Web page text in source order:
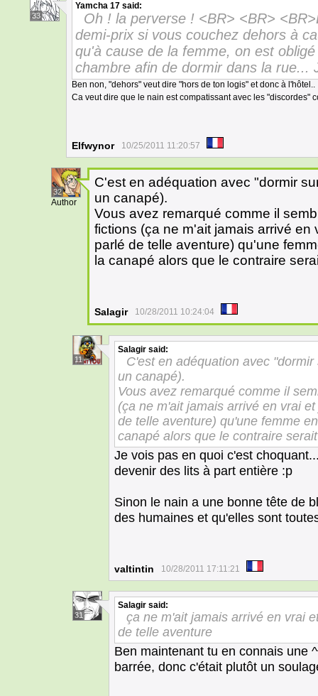
33
Yamcha 17 said:
Oh ! la perverse ! <BR> <BR>
demi-prix si vous couchez dehors à
qu'à cause de la femme, on est
chambre afin de dormir dans la rue...
Ben non, "dehors" veut dire "hors de ton logis" et donc à l'hôtel..
Ca veut dire que le nain est compatissant avec les "discordes"
Elfwynor 10/25/2011 11:20:57
32
Author
C'est en adéquation avec "dormir
un canapé).
Vous avez remarqué comme il
fictions (ça ne m'ait jamais arrivé
parlé de telle aventure) qu'une
la canapé alors que le contraire
Salagir 10/28/2011 10:24:04
11
Salagir said:
C'est en adéquation avec
un canapé).
Vous avez remarqué comme il
(ça ne m'ait jamais arrivé en vrai
de telle aventure) qu'une femme
canapé alors que le contraire
Je vois pas en quoi c'est
devenir des lits à part entière :p
Sinon le nain a une bonne tête de
des humaines et qu'elles sont
valtintin 10/28/2011 17:11:21
31
Salagir said:
ça ne m'ait jamais arrivé en vrai
de telle aventure
Ben maintenant tu en connais une
barrée, donc c'était plutôt un